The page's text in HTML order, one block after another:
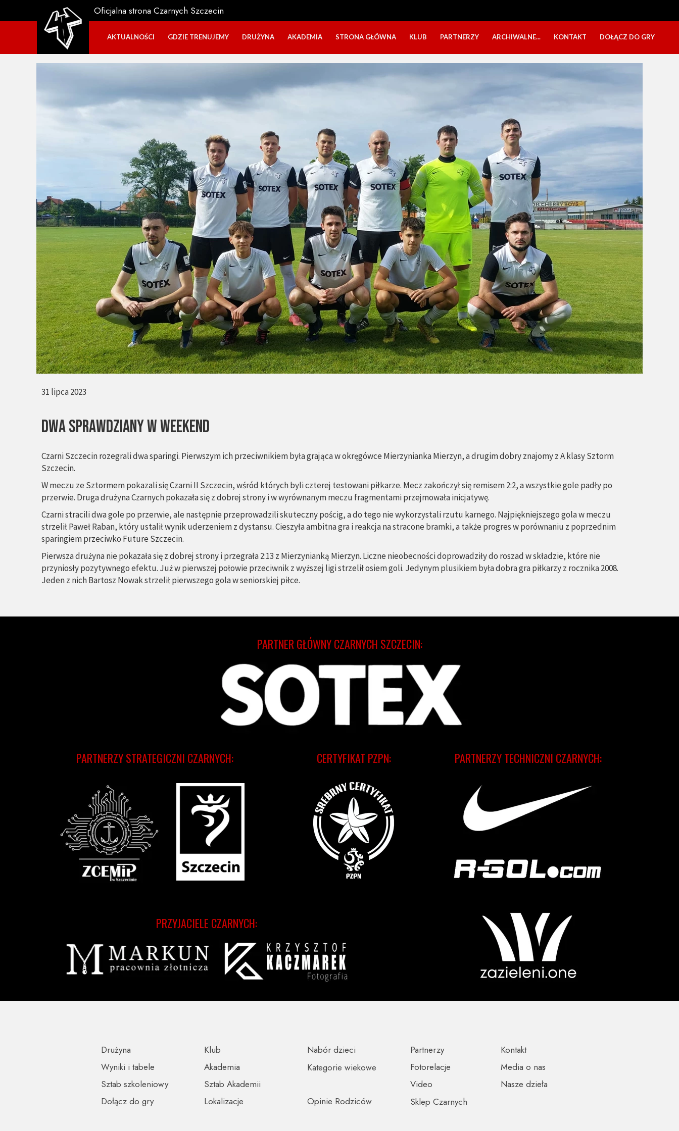
Czarni Szczecin rozegrali dwa sparingi. Pierwszym ich przeciwnikiem była grająca w okręgówce Mierzynianka Mierzyn, a drugim dobry znajomy z A klasy Sztorm
Szczecin.
W meczu ze Sztormem pokazali się Czarni II Szczecin, wśród których byli czterej testowani piłkarze. Mecz zakończył się remisem 2:2, a wszystkie gole padły po
przerwie. Druga drużyna Czarnych pokazała się z dobrej strony i w wyrównanym meczu fragmentami przejmowała inicjatywę.
Czarni stracili dwa gole po przerwie, ale następnie przeprowadzili skuteczny pościg, a do tego nie wykorzystali rzutu karnego. Najpiękniejszego gola w meczu
strzelił Paweł Raban, który ustalił wynik uderzeniem z dystansu. Cieszyła ambitna gra i reakcja na stracone bramki, a także progres w porównaniu z poprzednim
sparingiem przeciwko Future Szczecin.
Pierwsza drużyna nie pokazała się z dobrej strony i przegrała 2:13 z Mierzynianką Mierzyn. Liczne nieobecności doprowadziły do roszad w składzie, które nie
przyniosły pozytywnego efektu. Już w pierwszej połowie przeciwnik z wyższej ligi strzelił osiem goli. Jedynym plusikiem była dobra gra piłkarzy z rocznika 2008.
Jeden z nich Bartosz Nowak strzelił pierwszego gola w seniorskiej piłce.
DWA SPRAWDZIANY W WEEKEND
31 lipca 2023
Oficjalna strona Czarnych Szczecin
AKTUALNOŚCI GDZIE TRENUJEMY DRUŻYNA AKADEMIA
NABÓR DZIECI
OPINIE RODZICÓW O OBOZACH
STRONA GŁÓWNA KLUB PARTNERZY ARCHIWALNE...
CZARNI W MEDIACH
KADRA 2006
FESTYN CHARYTATYWNY
CZAS NA DZIEWCZYNY
OBÓZ W ZATONIU 2020
OBÓZ W KALISZU 2020
FOTORELACJE
VIDEO
OFERTA LATO 2020
ARCHIWUM OBOZÓW
WYNIKI
KONTAKT DOŁĄCZ DO GRY
CERTYFIKAT PZPN:
PRZYJACIELE CZARNYCH:
PARTNERZY TECHNICZNI CZARNYCH:
PARTNERZY STRATEGICZNI CZARNYCH:
PARTNER GŁÓWNY CZARNYCH SZCZECIN:
Partnerzy
Opinie Rodziców
Nabór dzieci
Wyniki i tabele
Sklep Czarnych
Video
Fotorelacje
Kontakt
Media o nas
Kategorie wiekowe
Lokalizacje
Sztab szkoleniowy
Sztab Akademii
Dołącz do gry
Nasze dzieła
Drużyna
Akademia
Klub